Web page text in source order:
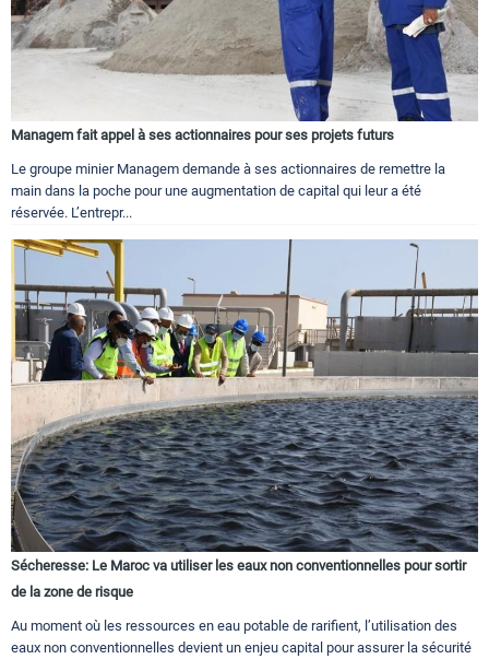
Managem fait appel à ses actionnaires pour ses projets futurs
Le groupe minier Managem demande à ses actionnaires de remettre la
main dans la poche pour une augmentation de capital qui leur a été
réservée. L’entrepr...
Sécheresse: Le Maroc va utiliser les eaux non conventionnelles pour sortir
de la zone de risque
Au moment où les ressources en eau potable de rarifient, l’utilisation des
eaux non conventionnelles devient un enjeu capital pour assurer la sécurité